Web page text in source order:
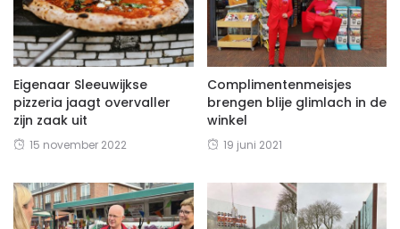
Eigenaar Sleeuwijkse
pizzeria jaagt overvaller
zijn zaak uit
15 november 2022
Complimentenmeisjes
brengen blije glimlach in de
winkel
19 juni 2021